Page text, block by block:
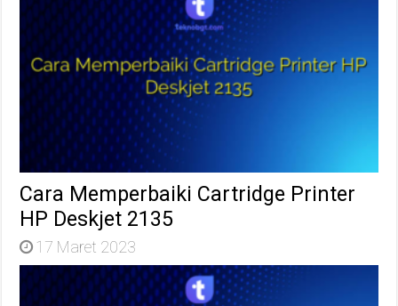
Cara Memperbaiki Cartridge Printer
HP Deskjet 2135
17 Maret 2023